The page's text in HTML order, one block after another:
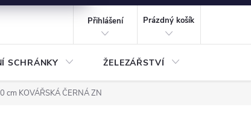
Přihlášení
KOŠÍK
Prázdný košík
SCHRÁNKY ŽELEZÁŘSTVÍ
KOVÁŘSKÁ ČERNÁ ZN